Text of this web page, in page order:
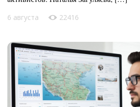
6 августа 22416